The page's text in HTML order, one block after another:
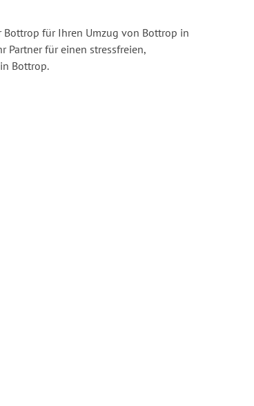
Bottrop für Ihren Umzug von Bottrop in
Partner für einen stressfreien,
Bottrop.